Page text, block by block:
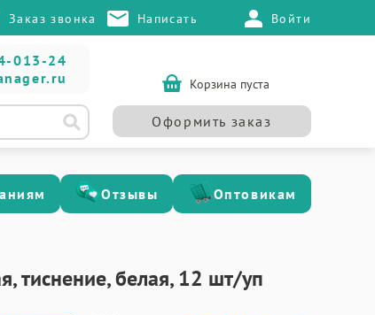
Заказ звонка Написать Войти
013-24
Корзина пуста
Оформить заказ
Отзывы Оптовикам
тиснение, белая, 12 шт/уп